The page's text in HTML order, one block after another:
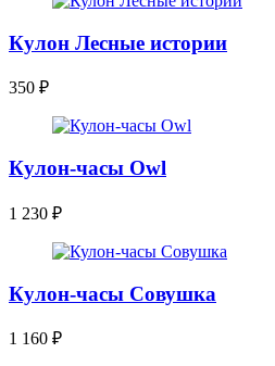
Кулон Лесные истории
350 ₽
Кулон-часы Owl
1 230 ₽
Кулон-часы Совушка
1 160 ₽